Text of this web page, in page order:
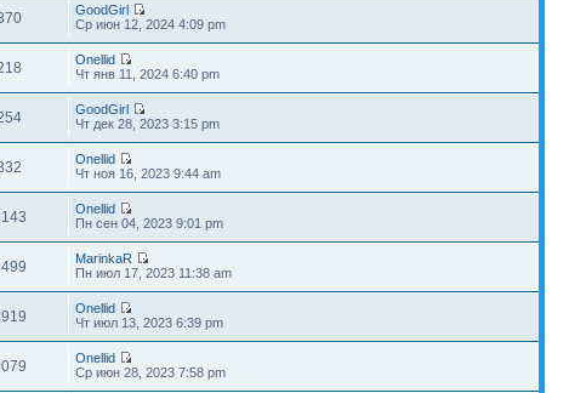
GoodGirl
Ср июн 12, 2024 4:09 pm
Onellid
Чт янв 11, 2024 6:40 pm
GoodGirl
Чт дек 28, 2023 3:15 pm
Onellid
Чт ноя 16, 2023 9:44 am
Onellid
Пн сен 04, 2023 9:01 pm
MarinkaR
Пн июл 17, 2023 11:38 am
Onellid
Чт июл 13, 2023 6:39 pm
Onellid
Ср июн 28, 2023 7:58 pm